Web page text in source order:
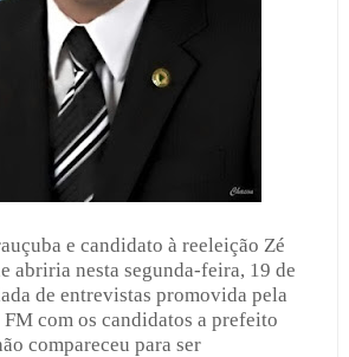
e candidato à reeleição Zé
abriria nesta segunda-feira, 19 de
de entrevistas promovida pela
com os candidatos a prefeito
compareceu para ser